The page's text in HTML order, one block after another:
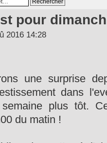
pour
2016 14:28
une surprise
dans
semaine plus tôt.
du matin !